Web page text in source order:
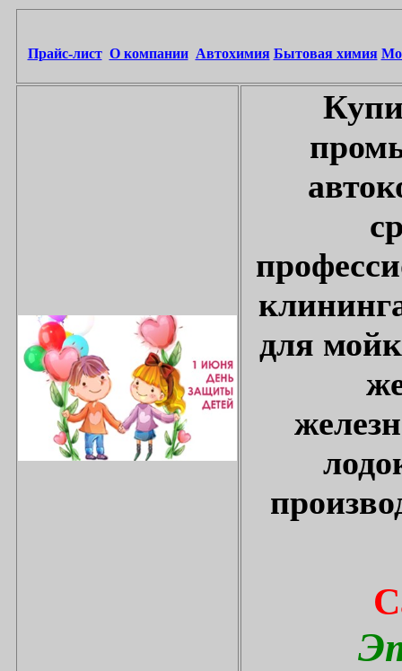
Прайс-лист О компании Автохимия Бытовая химия
для